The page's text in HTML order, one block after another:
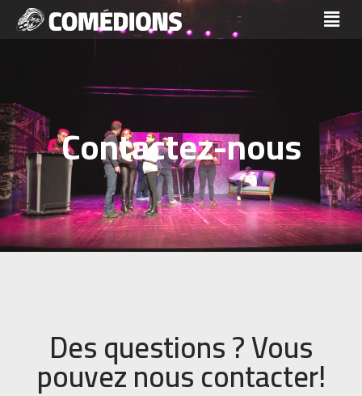
Contactez-nous
Services
Des questions ? Vous
pouvez nous contacter!